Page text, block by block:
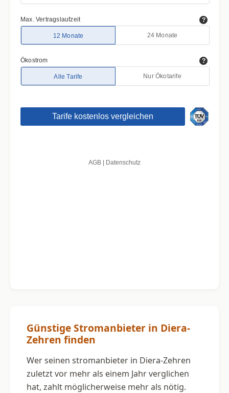
Günstige Stromanbieter in Diera-
Zehren finden
Wer seinen stromanbieter in Diera-Zehren
zuletzt vor mehr als einem Jahr verglichen
hat, zahlt möglicherweise mehr als nötig.